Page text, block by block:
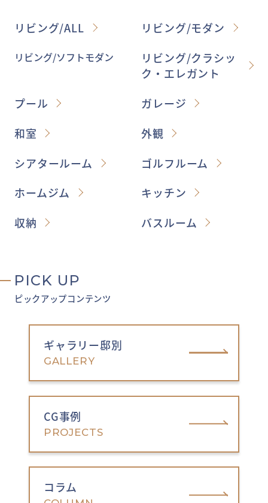
リビング/ALL リビング/モダン
リビング/ソフトモダン
リビング/クラシッ
ク・エレガント
プール
ガレージ
和室
外観
シアタールーム
ゴルフルーム
ホームジム
キッチン
収納
バスルーム
PICK UP
ピックアップコンテンツ
ギャラリー邸別
GALLERY
CG事例
PROJECTS
コラム